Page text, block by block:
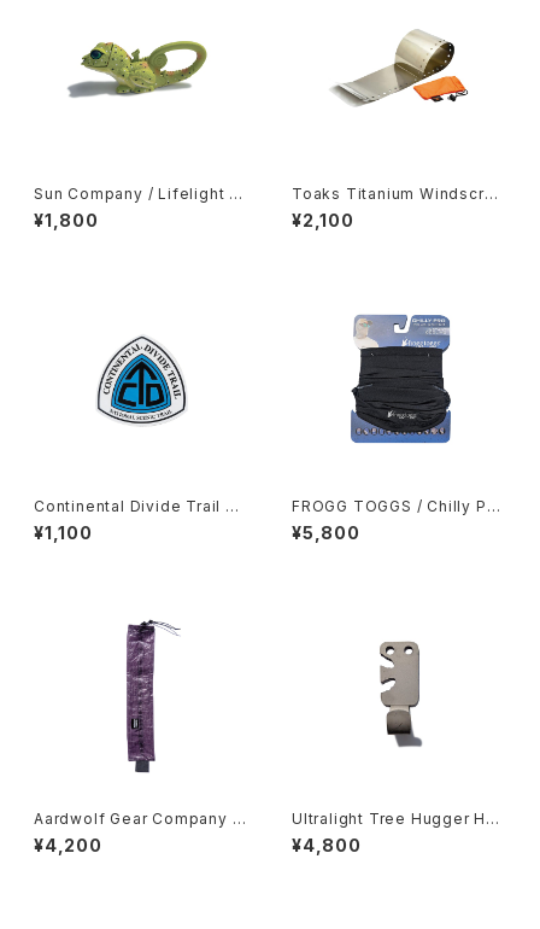
Sun Company / Lifelight -
Green Lizard-
¥1,800
Toaks Titanium Windscree
n
¥2,100
Continental Divide Trail Si
gn Sticker
¥1,100
FROGG TOGGS / Chilly Pa
d PRO Microfiber Cooling
Gaiter
¥5,800
Aardwolf Gear Company /
Toothbrush Sleeve
¥4,200
Ultralight Tree Hugger Ho
ok
¥4,800